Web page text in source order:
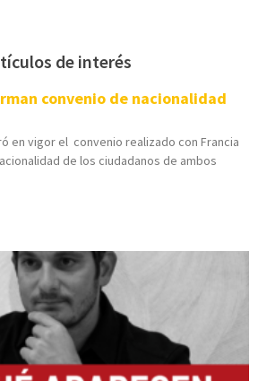
de interés
convenio de nacionalidad
en vigor el convenio realizado con Francia
de los ciudadanos de ambos